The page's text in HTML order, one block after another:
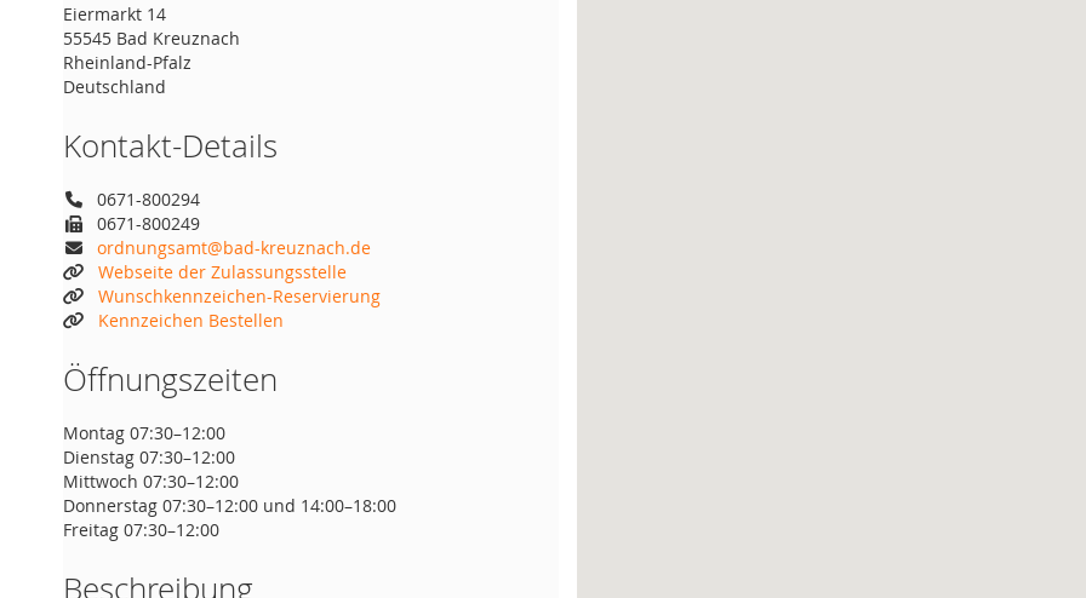
Eiermarkt 14
55545 Bad Kreuznach
Rheinland-Pfalz
Deutschland
Kontakt-Details
0671-800294
0671-800249
ordnungsamt@bad-kreuznach.de
Webseite der Zulassungsstelle
Wunschkennzeichen-Reservierung
Kennzeichen Bestellen
Öffnungszeiten
Montag 07:30–12:00
Dienstag 07:30–12:00
Mittwoch 07:30–12:00
Donnerstag 07:30–12:00 und 14:00–18:00
Freitag 07:30–12:00
Beschreibung